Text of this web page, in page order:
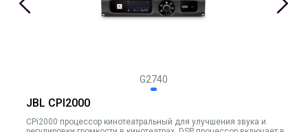
G2740
JBL CPI2000
CPi2000 процессор кинотеатральный для улучшения звука и